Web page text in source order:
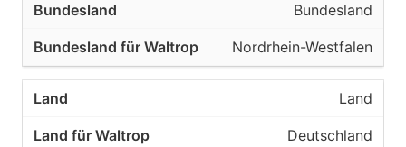
Bundesland
Nordrhein-Westfalen
Land
Deutschland